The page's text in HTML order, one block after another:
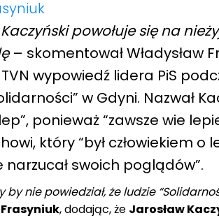
powołuje się na
– skomentował Władysław
wypowiedź lidera PiS
w Gdyni. Nazwał
ponieważ “zawsze wie
który “był człowiekiem o
narzucał swoich poglądów”.
by nie powiedział, że ludzie
Frasyniuk, dodając, że Jarosław